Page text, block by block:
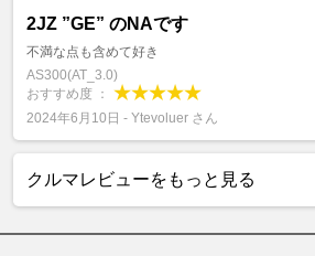
2JZ ”GE” のNAです
不満な点も含めて好き
AS300(AT_3.0)
おすすめ度 ：
2024年6月10日 - Ytevoluer さん
クルマレビューをもっと見る